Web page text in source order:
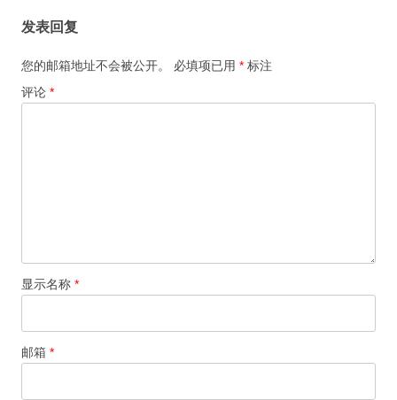
发表回复
您的邮箱地址不会被公开。 必填项已用 * 标注
评论 *
显示名称 *
邮箱 *